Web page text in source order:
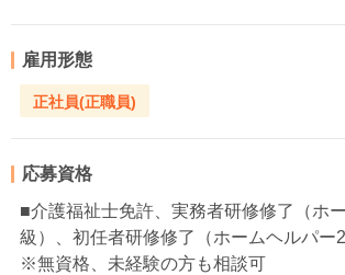
雇用形態
正社員(正職員)
応募資格
■介護福祉士免許、実務者研修修了（ホ
級）、初任者研修修了（ホームヘルパー
※無資格、未経験の方も相談可